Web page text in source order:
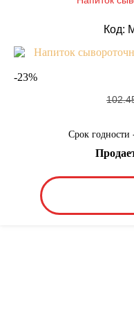
Код:
-23%
Срок годности